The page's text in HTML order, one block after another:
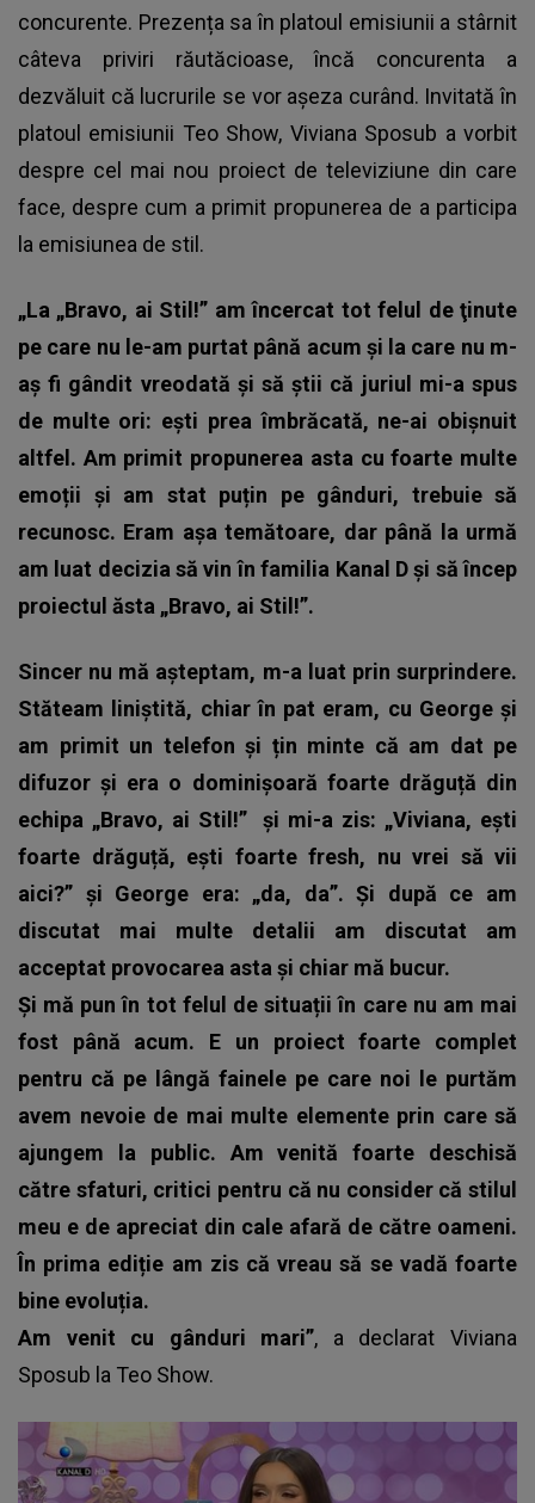
concurente. Prezența sa în platoul emisiunii a stârnit
câteva priviri răutăcioase, încă concurenta a
dezvăluit că lucrurile se vor așeza curând. Invitată în
platoul emisiunii Teo Show, Viviana Sposub a vorbit
despre cel mai nou proiect de televiziune din care
face, despre cum a primit propunerea de a participa
la emisiunea de stil.
„La „Bravo, ai Stil!” am încercat tot felul de ţinute
pe care nu le-am purtat până acum și la care nu m-
aș fi gândit vreodată și să știi că juriul mi-a spus
de multe ori: ești prea îmbrăcată, ne-ai obișnuit
altfel. Am primit propunerea asta cu foarte multe
emoții și am stat puțin pe gânduri, trebuie să
recunosc. Eram așa temătoare, dar până la urmă
am luat decizia să vin în familia Kanal D și să încep
proiectul ăsta „Bravo, ai Stil!”.
Sincer nu mă așteptam, m-a luat prin surprindere.
Stăteam liniștită, chiar în pat eram, cu George și
am primit un telefon și țin minte că am dat pe
difuzor și era o dominișoară foarte drăguță din
echipa „Bravo, ai Stil!” și mi-a zis: „Viviana, ești
foarte drăguță, ești foarte fresh, nu vrei să vii
aici?” și George era: „da, da”. Și după ce am
discutat mai multe detalii am discutat am
acceptat provocarea asta și chiar mă bucur.
Și mă pun în tot felul de situații în care nu am mai
fost până acum. E un proiect foarte complet
pentru că pe lângă fainele pe care noi le purtăm
avem nevoie de mai multe elemente prin care să
ajungem la public. Am venită foarte deschisă
către sfaturi, critici pentru că nu consider că stilul
meu e de apreciat din cale afară de către oameni.
În prima ediție am zis că vreau să se vadă foarte
bine evoluția.
Am venit cu gânduri mari”, a declarat Viviana
Sposub la Teo Show.